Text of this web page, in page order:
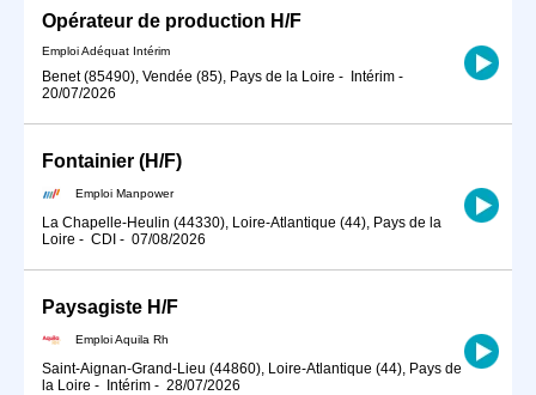
Opérateur de production H/F
Emploi Adéquat Intérim
Benet (85490), Vendée (85), Pays de la Loire - Intérim -
20/07/2026
Fontainier (H/F)
Emploi Manpower
La Chapelle-Heulin (44330), Loire-Atlantique (44), Pays de la
Loire - CDI - 07/08/2026
Paysagiste H/F
Emploi Aquila Rh
Saint-Aignan-Grand-Lieu (44860), Loire-Atlantique (44), Pays de
la Loire - Intérim - 28/07/2026